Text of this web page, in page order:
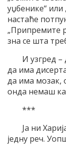
уџбенике“
настаће
„Припремите
зна се шта
И узгред
да има
да има мозак,
онда немаш
***
Ја ни
једну реч.